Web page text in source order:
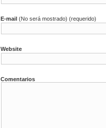
E-mail (No será mostrado) (requerido)
Website
Comentarios